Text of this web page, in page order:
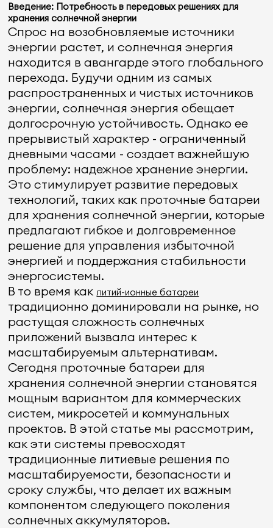
Введение: Потребность в передовых решениях для
хранения солнечной энергии
Спрос на возобновляемые источники
энергии растет, и солнечная энергия
находится в авангарде этого глобального
перехода. Будучи одним из самых
распространенных и чистых источников
энергии, солнечная энергия обещает
долгосрочную устойчивость. Однако ее
прерывистый характер - ограниченный
дневными часами - создает важнейшую
проблему: надежное хранение энергии.
Это стимулирует развитие передовых
технологий, таких как проточные батареи
для хранения солнечной энергии, которые
предлагают гибкое и долговременное
решение для управления избыточной
энергией и поддержания стабильности
энергосистемы.
В то время каклитий-ионные батареи
традиционно доминировали на рынке, но
растущая сложность солнечных
приложений вызвала интерес к
масштабируемым альтернативам.
Сегодня проточные батареи для
хранения солнечной энергии становятся
мощным вариантом для коммерческих
систем, микросетей и коммунальных
проектов. В этой статье мы рассмотрим,
как эти системы превосходят
традиционные литиевые решения по
масштабируемости, безопасности и
сроку службы, что делает их важным
компонентом следующего поколения
солнечных аккумуляторов.